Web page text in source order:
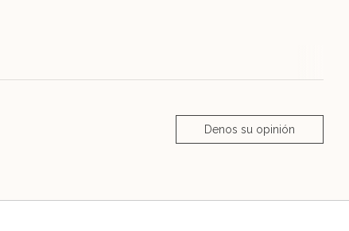
Denos su opinión